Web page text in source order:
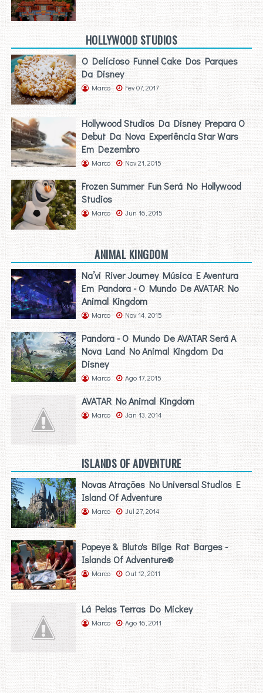
HOLLYWOOD STUDIOS
O Delícioso Funnel Cake Dos Parques
Da Disney
Marco Fev 07, 2017
Hollywood Studios Da Disney Prepara O
Debut Da Nova Experiência Star Wars
Em Dezembro
Marco Nov 21, 2015
Frozen Summer Fun Será No Hollywood
Studios
Marco Jun 16, 2015
ANIMAL KINGDOM
Na’vi River Journey Música E Aventura
Em Pandora - O Mundo De AVATAR No
Animal Kingdom
Marco Nov 14, 2015
Pandora - O Mundo De AVATAR Será A
Nova Land No Animal Kingdom Da
Disney
Marco Ago 17, 2015
AVATAR No Animal Kingdom
Marco Jan 13, 2014
ISLANDS OF ADVENTURE
Novas Atrações No Universal Studios E
Island Of Adventure
Marco Jul 27, 2014
Popeye & Bluto's Bilge Rat Barges -
Islands Of Adventure®
Marco Out 12, 2011
Lá Pelas Terras Do Mickey
Marco Ago 16, 2011